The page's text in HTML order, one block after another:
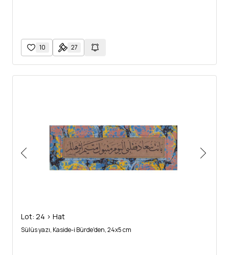
10 27
Lot: 24 > Hat
Sülüs yazı, Kaside-i Bürde'den, 24x5 cm